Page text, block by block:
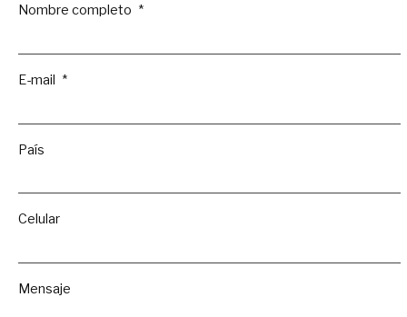
Nombre completo
E-mail
País
Celular
Mensaje